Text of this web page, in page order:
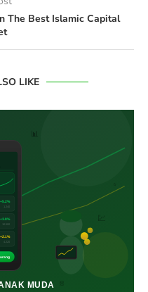
The Best Islamic Capital
LIKE